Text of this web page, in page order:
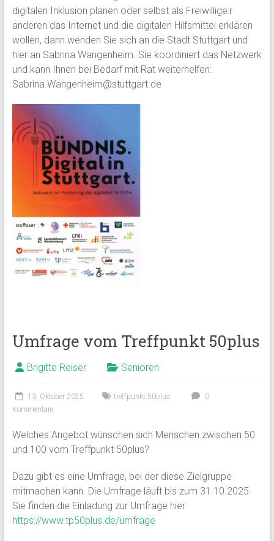
digitalen Inklusion planen oder selbst als Freiwillige:r
anderen das Internet und die digitalen Hilfsmittel erklären
wollen, dann wenden Sie sich an die Stadt Stuttgart und
hier an Sabrina Wangenheim. Sie koordiniert das Netzwerk
und kann Ihnen bei Bedarf mit Rat weiterhelfen:
Sabrina.Wangenheim@stuttgart.de
Umfrage vom Treffpunkt 50plus
Brigitte Reiser Senioren
13. Oktober 2025 treffpunkt 50plus
0
Kommentare
Welches Angebot wünschen sich Menschen zwischen 50
und 100 vom Treffpunkt 50plus?
Dazu gibt es eine Umfrage, bei der diese Zielgruppe
mitmachen kann. Die Umfrage läuft bis zum 31.10.2025.
Sie finden die Einladung zur Umfrage hier:
https://www.tp50plus.de/umfrage